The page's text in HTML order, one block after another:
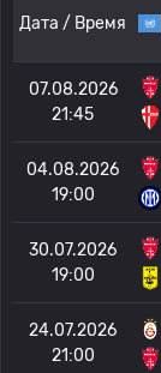
Дата / Время
07.08.2026
21:45
04.08.2026
19:00
30.07.2026
19:00
24.07.2026
21:00